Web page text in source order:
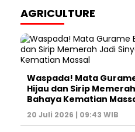
AGRICULTURE
Waspada! Mata
Hijau dan Sirip
Bahaya Kematian
20 Juli 2026 | 09:43 WIB